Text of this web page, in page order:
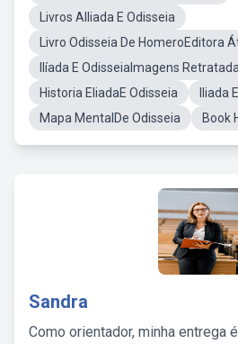
Livros AIliada E Odisseia
Livro Odisseia De HomeroEditora
Ilíada E OdisseiaImagens
Historia EliadaE Odisseia
Iliada
Mapa MentalDe Odisseia
Book
Sandra
Como orientador, minha entrega